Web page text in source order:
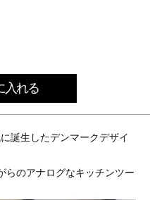
誕生したデンマークデザイ
らのアナログなキッチンツー